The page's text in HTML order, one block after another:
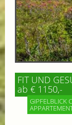
FIT UND
ab € 1150,-
GIPFELBLICK